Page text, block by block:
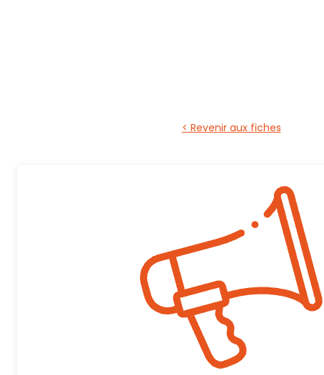
< Revenir aux fiches